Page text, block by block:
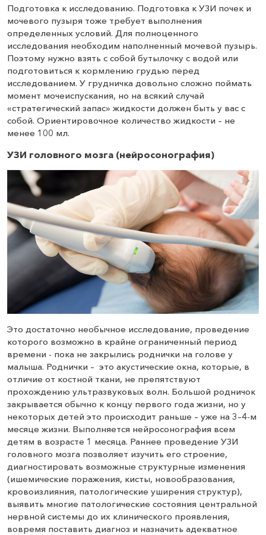
Подготовка к исследованию. Подготовка к УЗИ почек и
мочевого пузыря тоже требует выполнения
определенных условий. Для полноценного
исследования необходим наполненный мочевой пузырь.
Поэтому нужно взять с собой бутылочку с водой или
подготовиться к кормлению грудью перед
исследованием. У грудничка довольно сложно поймать
момент мочеиспускания, но на всякий случай
«стратегический запас» жидкости должен быть у вас с
собой. Ориентировочное количество жидкости – не
менее 100 мл.
УЗИ головного мозга (нейросонография)
Это достаточно необычное исследование, проведение
которого возможно в крайне ограниченный период
времени - пока не закрылись роднички на голове у
малыша. Роднички – это акустические окна, которые, в
отличие от костной ткани, не препятствуют
прохождению ультразвуковых волн. Большой родничок
закрывается обычно к концу первого года жизни, но у
некоторых детей это происходит раньше – уже на 3–4-м
месяце жизни. Выполняется нейросонография всем
детям в возрасте 1 месяца. Раннее проведение УЗИ
головного мозга позволяет изучить его строение,
диагностировать возможные структурные изменения
(ишемические поражения, кисты, новообразования,
кровоизлияния, патологические уширения структур),
выявить многие патологические состояния центральной
нервной системы до их клинического проявления,
вовремя поставить диагноз и назначить адекватное